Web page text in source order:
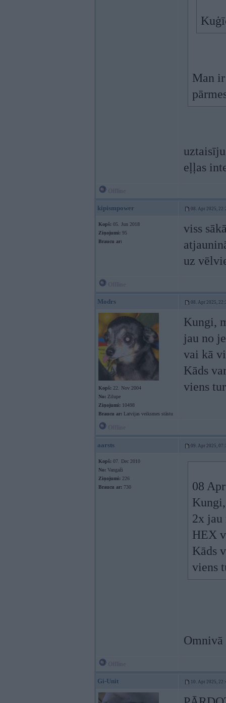
Man
eļļas
kipismpower 08. Apr 2025,
Kopš: 05. Jun 2018
Ziņojumi: 95
Braucu ar:
viss
uz
Modrs 08. Apr 2025,
Kopš: 22. Nov 2004
No: Zilupe
Ziņojumi: 10498
Braucu ar: Latvijas veiksmes stāstu
Kungi,
jau no
vai kā
Kāds
viens
aarsts 09. Apr 2025,
Kopš: 07. Dec 2010
No: Vangaži
Ziņojumi: 226
Braucu ar: 730
08
2x jau
HEX
Kāds
viens
Omnivā
Gi-Unit 10. Apr 2025,